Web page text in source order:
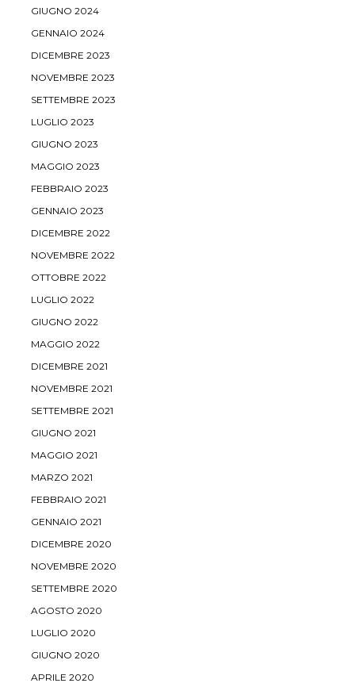
GIUGNO 2024
GENNAIO 2024
DICEMBRE 2023
NOVEMBRE 2023
SETTEMBRE 2023
LUGLIO 2023
GIUGNO 2023
MAGGIO 2023
FEBBRAIO 2023
GENNAIO 2023
DICEMBRE 2022
NOVEMBRE 2022
OTTOBRE 2022
LUGLIO 2022
GIUGNO 2022
MAGGIO 2022
DICEMBRE 2021
NOVEMBRE 2021
SETTEMBRE 2021
GIUGNO 2021
MAGGIO 2021
MARZO 2021
FEBBRAIO 2021
GENNAIO 2021
DICEMBRE 2020
NOVEMBRE 2020
SETTEMBRE 2020
AGOSTO 2020
LUGLIO 2020
GIUGNO 2020
APRILE 2020